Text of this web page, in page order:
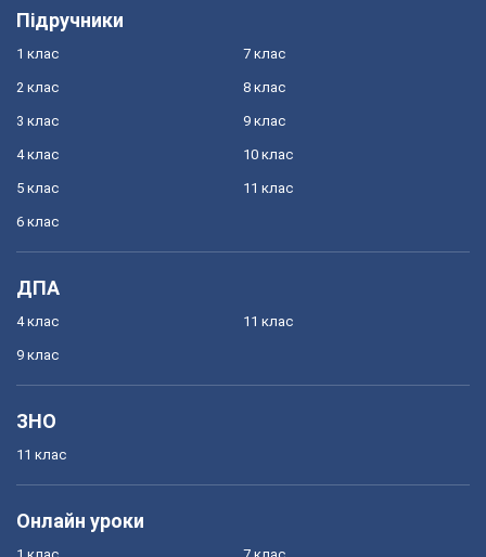
Підручники
1 клас
2 клас
3 клас
4 клас
5 клас
6 клас
7 клас
8 клас
9 клас
10 клас
11 клас
ДПА
4 клас
9 клас
11 клас
ЗНО
11 клас
Онлайн уроки